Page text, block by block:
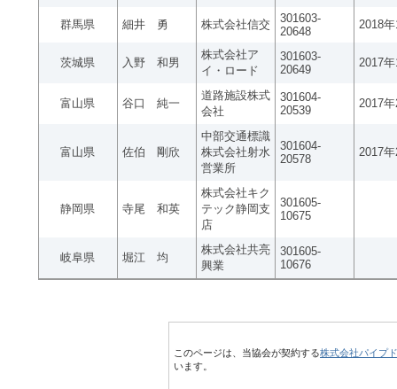
群馬県 細井 勇 株式会社信交
301603-
20648
2018
茨城県 入野 和男
株式会社ア
イ・ロード
301603-
20649
2017
富山県 谷口 純一
道路施設株式
会社
301604-
20539
2017
富山県 佐伯 剛欣
中部交通標識
株式会社射水
営業所
301604-
20578
2017
静岡県 寺尾 和英
株式会社キク
テック静岡支
店
301605-
10675
岐阜県 堀江 均
株式会社共亮
興業
301605-
10676
このページは、当協会が契約する株式会社パイプ
います。